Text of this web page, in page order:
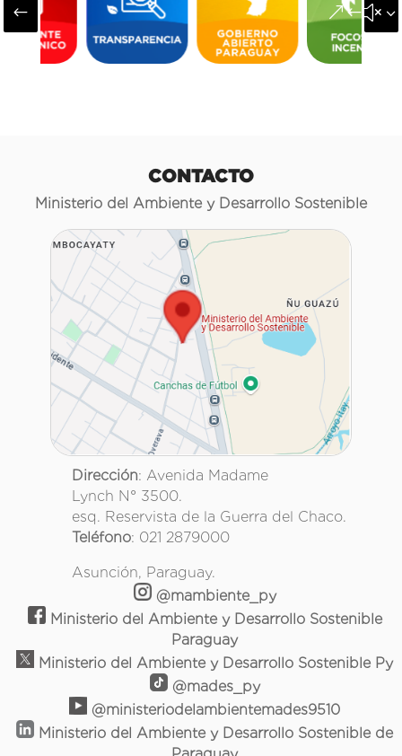
#
CONTACTO
Ministerio del Ambiente y Desarrollo Sostenible
Dirección: Avenida Madame
Lynch N° 3500.
esq. Reservista de la Guerra del Chaco.
Teléfono: 021 2879000
Asunción, Paraguay.
@mambiente_py
Ministerio del Ambiente y Desarrollo Sostenible
Paraguay
Ministerio del Ambiente y Desarrollo Sostenible Py
@mades_py
@ministeriodelambientemades9510
Ministerio del Ambiente y Desarrollo Sostenible de